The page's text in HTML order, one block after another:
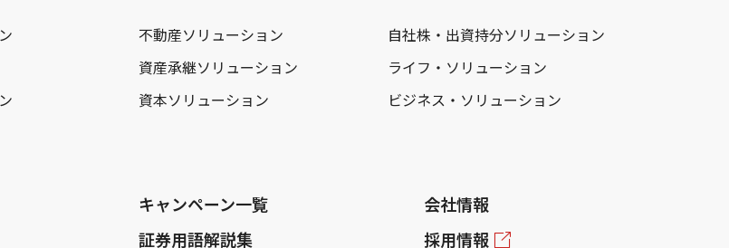
不動産ソリューション
自社株・出資持分ソリューション
資産承継ソリューション
ライフ・ソリューション
資本ソリューション
ビジネス・ソリューション
キャンペーン一覧
証券用語解説集
会社情報
採用情報